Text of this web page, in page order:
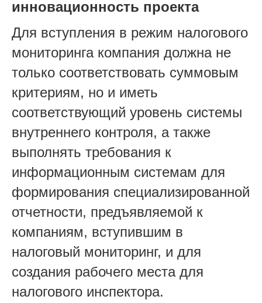
инновационность проекта
Для вступления в режим налогового
мониторинга компания должна не
только соответствовать суммовым
критериям, но и иметь
соответствующий уровень системы
внутреннего контроля, а также
выполнять требования к
информационным системам для
формирования специализированной
отчетности, предъявляемой к
компаниям, вступившим в
налоговый мониторинг, и для
создания рабочего места для
налогового инспектора.